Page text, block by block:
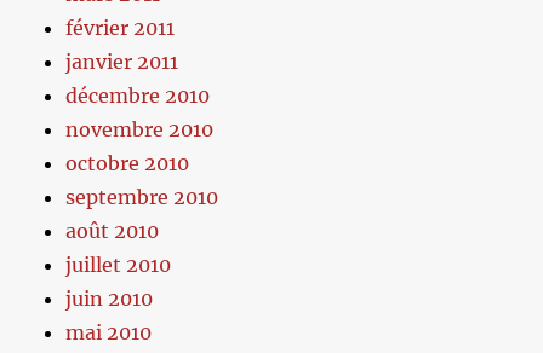
février 2011
janvier 2011
décembre 2010
novembre 2010
octobre 2010
septembre 2010
août 2010
juillet 2010
juin 2010
mai 2010